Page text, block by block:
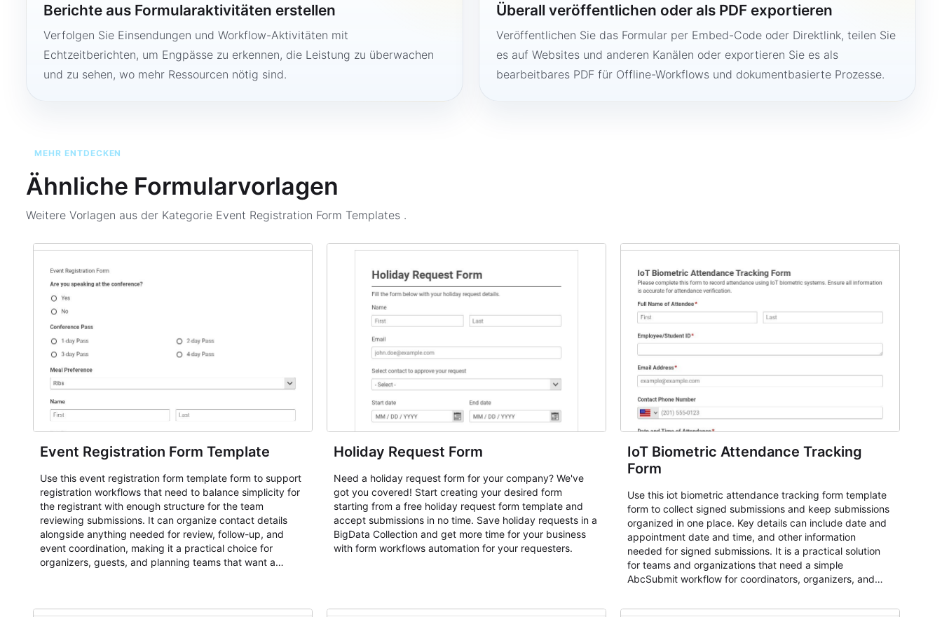
Berichte aus Formularaktivitäten erstellen
Verfolgen Sie Einsendungen und Workflow-Aktivitäten mit
Echtzeitberichten, um Engpässe zu erkennen, die Leistung zu überwachen
und zu sehen, wo mehr Ressourcen nötig sind.
Überall veröffentlichen oder als PDF exportieren
Veröffentlichen Sie das Formular per Embed-Code oder Direktlink, teilen Sie
es auf Websites und anderen Kanälen oder exportieren Sie es als
bearbeitbares PDF für Offline-Workflows und dokumentbasierte Prozesse.
MEHR ENTDECKEN
Ähnliche Formularvorlagen
Weitere Vorlagen aus der Kategorie Event Registration Form Templates .
Event Registration Form Template
Use this event registration form template form to support
registration workflows that need to balance simplicity for
the registrant with enough structure for the team
reviewing submissions. It can organize contact details
alongside anything needed for review, follow-up, and
event coordination, making it a practical choice for
organizers, guests, and planning teams that want a
Holiday Request Form
Need a holiday request form for your company? We've
got you covered! Start creating your desired form
starting from a free holiday request form template and
accept submissions in no time. Save holiday requests in a
BigData Collection and get more time for your business
with form workflows automation for your requesters.
IoT Biometric Attendance Tracking
Form
Use this iot biometric attendance tracking form template
form to collect signed submissions and keep submissions
organized in one place. Key details can include date and
appointment date and time, and other information
needed for signed submissions. It is a practical solution
for teams and organizations that need a simple
AbcSubmit workflow for coordinators, organizers, and